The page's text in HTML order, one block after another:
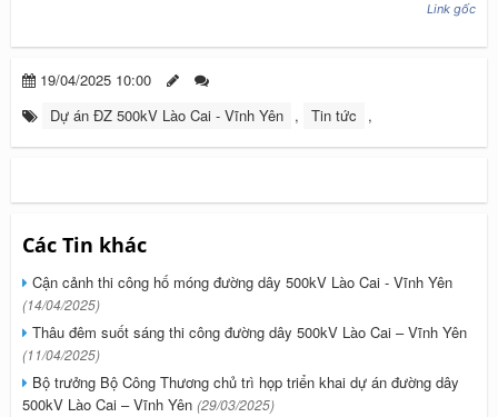
Link gốc
19/04/2025 10:00
Dự án ĐZ 500kV Lào Cai - Vĩnh Yên , Tin tức ,
Các Tin khác
Cận cảnh thi công hố móng đường dây 500kV Lào Cai - Vĩnh Yên
(14/04/2025)
Thâu đêm suốt sáng thi công đường dây 500kV Lào Cai – Vĩnh Yên
(11/04/2025)
Bộ trưởng Bộ Công Thương chủ trì họp triển khai dự án đường dây
500kV Lào Cai – Vĩnh Yên (29/03/2025)